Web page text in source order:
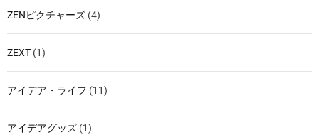
ZENピクチャーズ (4)
ZEXT (1)
アイデア・ライフ (11)
アイデアグッズ (1)